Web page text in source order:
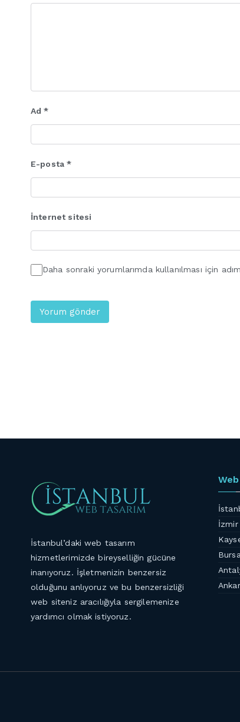
Ad*
E-posta*
İnternet sitesi
Daha sonraki yorumlarımda kullanılması için
İstanbul’daki web tasarım
hizmetlerimizde bireyselliğin gücüne
inanıyoruz. İşletmenizin benzersiz
olduğunu anlıyoruz ve bu benzersizliği
web siteniz aracılığıyla sergilemenize
yardımcı olmak istiyoruz.
İzmir